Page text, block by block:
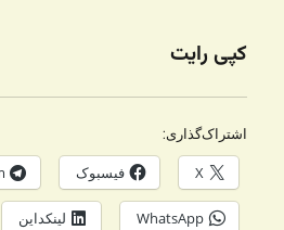
کپی رایت
اشتراک‌گذاری:
X فیسبوک
WhatsApp لینکداین